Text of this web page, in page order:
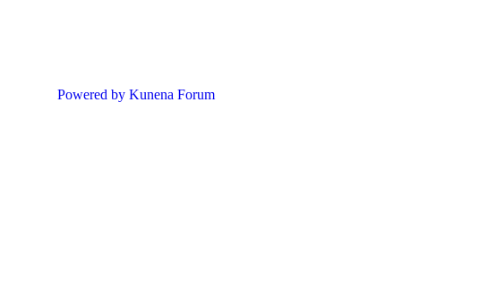
Powered by Kunena Forum